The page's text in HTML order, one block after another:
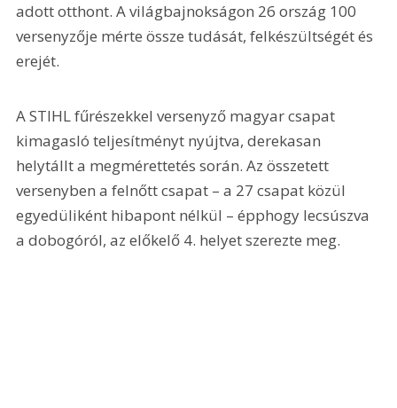
adott otthont. A világbajnokságon 26 ország 100
versenyzője mérte össze tudását, felkészültségét és
erejét.
A STIHL fűrészekkel versenyző magyar csapat
kimagasló teljesítményt nyújtva, derekasan
helytállt a megmérettetés során. Az összetett
versenyben a felnőtt csapat – a 27 csapat közül
egyedüliként hibapont nélkül – épphogy lecsúszva
a dobogóról, az előkelő 4. helyet szerezte meg.